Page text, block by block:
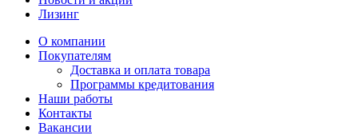
Лизинг
О компании
Покупателям
Доставка и оплата товара
Программы кредитования
Наши работы
Контакты
Вакансии